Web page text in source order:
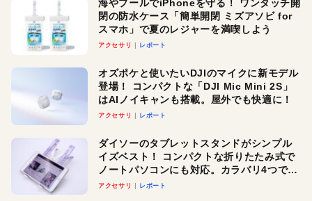
海やプールでiPhoneを守る！ ワンタッチ開
閉の防水ケース「簡単開閉 ミズアソビ for
スマホ」で夏のレジャーを満喫しよう
アクセサリ レポート
オズポケと使いたいDJIのマイクに新モデル
登場！ コンパクトな「DJI Mic Mini 2S」
はAIノイキャンも搭載。屋外でも快適に！
アクセサリ レポート
ダイソーのタブレットスタンドがシンプル
イズベスト！ コンパクトな折りたたみ式で
ノートパソコンにも対応。カラバリ4つで選
べる楽しさも
アクセサリ レポート